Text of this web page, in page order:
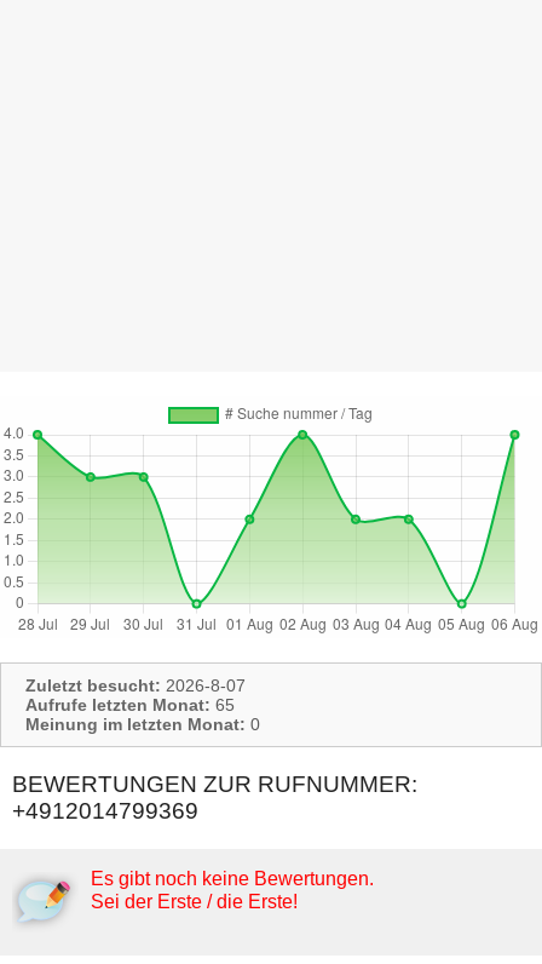
Zuletzt besucht: 2026-8-07
Aufrufe letzten Monat: 65
Meinung im letzten Monat: 0
BEWERTUNGEN ZUR RUFNUMMER:
+4912014799369
Es gibt noch keine Bewertungen.
Sei der Erste / die Erste!